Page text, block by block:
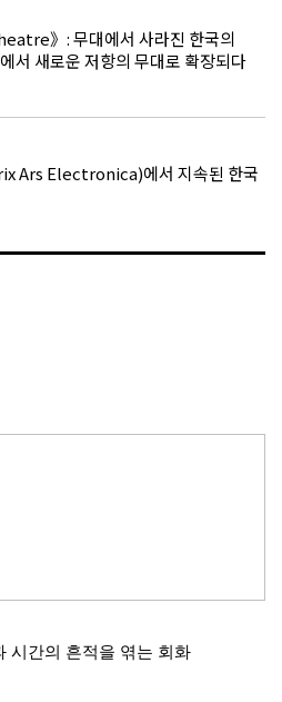
》: 무대에서 사라진 한국의
서 새로운 저항의 무대로 확장되다
Ars Electronica)에서 지속된 한국
시간의 흔적을 엮는 회화